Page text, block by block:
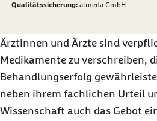
Qualitätssicherung: almeda GmbH
Ärztinnen und Ärzte sind
Medikamente zu verschreiben,
Behandlungserfolg
neben ihrem fachlichen Urteil
Wissenschaft auch das Gebot